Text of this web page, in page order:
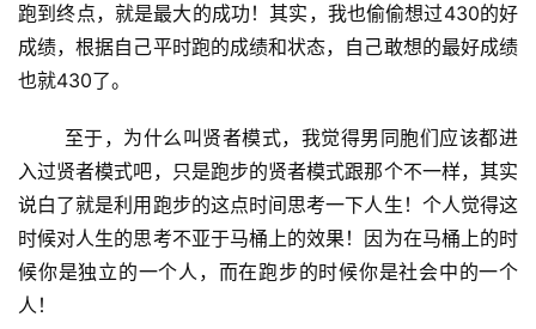
跑到终点，就是最大的成功！其实，我也偷偷想过430的好
成绩，根据自己平时跑的成绩和状态，自己敢想的最好成绩
也就430了。
至于，为什么叫贤者模式，我觉得男同胞们应该都进
入过贤者模式吧，只是跑步的贤者模式跟那个不一样，其实
说白了就是利用跑步的这点时间思考一下人生！个人觉得这
时候对人生的思考不亚于马桶上的效果！因为在马桶上的时
候你是独立的一个人，而在跑步的时候你是社会中的一个
人！